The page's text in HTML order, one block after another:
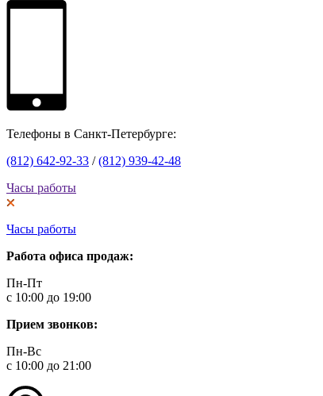
Телефоны в Санкт-Петербурге:
(812) 642-92-33 /(812) 939-42-48
Часы работы
Часы работы
Работа офиса продаж:
Пн-Пт
с 10:00 до 19:00
Прием звонков:
Пн-Вс
с 10:00 до 21:00